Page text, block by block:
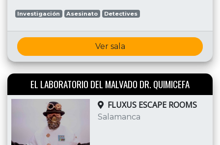
Investigación Asesinato Detectives
Ver sala
EL LABORATORIO DEL MALVADO DR. QUIMICEFA
FLUXUS ESCAPE ROOMS
Salamanca